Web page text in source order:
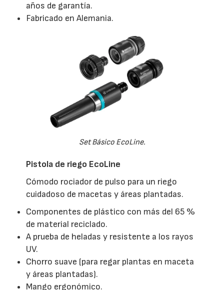
años de garantía.
Fabricado en Alemania.
Set Básico EcoLine.
Pistola de riego EcoLine
Cómodo rociador de pulso para un riego
cuidadoso de macetas y áreas plantadas.
Componentes de plástico con más del 65 %
de material reciclado.
A prueba de heladas y resistente a los rayos
UV.
Chorro suave (para regar plantas en maceta
y áreas plantadas).
Mango ergonómico.